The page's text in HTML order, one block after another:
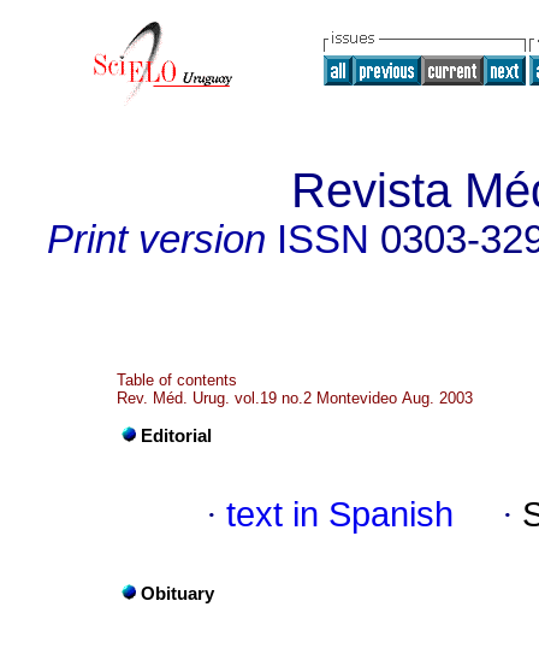
Revista
Print version ISSN 0303-
Table of contents
Rev. Méd. Urug. vol.19 no.2 Montevideo Aug. 2003
Editorial
· text in Spanish ·
Obituary